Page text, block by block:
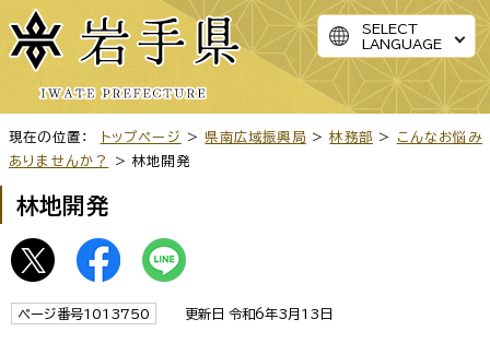
SELECT
LANGUAGE
現在の位置： トップページ > 県南広域振興局 >林務部 >
こんなお悩み
ありませんか？
> 林地開発
林地開発
ページ番号1013750 更新日 令和6年3月13日